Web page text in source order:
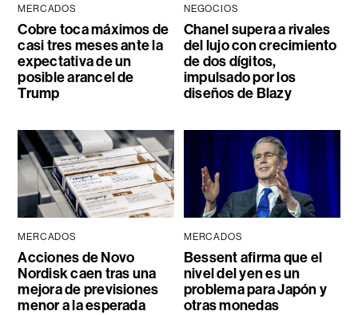
MERCADOS
Cobre toca máximos de
casi tres meses ante la
expectativa de un
posible arancel de
Trump
NEGOCIOS
Chanel supera a rivales
del lujo con crecimiento
de dos dígitos,
impulsado por los
diseños de Blazy
MERCADOS
Acciones de Novo
Nordisk caen tras una
mejora de previsiones
menor a la esperada
MERCADOS
Bessent afirma que el
nivel del yen es un
problema para Japón y
otras monedas